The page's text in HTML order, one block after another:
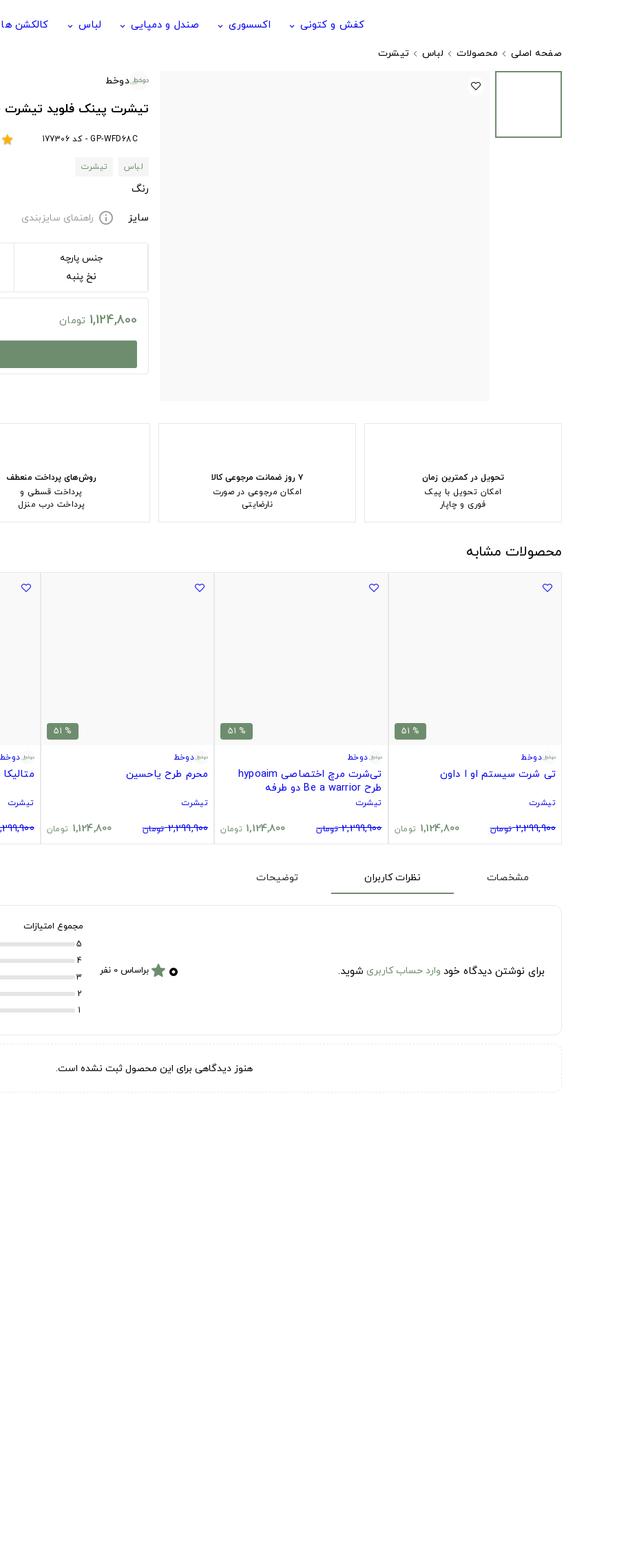
کفش و کتونی keyboard_arrow_down اکسسوری keyboard_arrow_down صندل و دمپایی keyboard_arrow_down لباس keyboard_arrow_down کالکشن ها
صفحه اصلی محصولات لباس
تیشرت
دوخط
تیشرت پینک فلوید تیشرت Dark Side of the Doodle
GP-WFD68C - کد 177306 star
لباس
تیشرت
رنگ
سایز
info راهنمای سایزبندی
جنس پارچه
نخ پنبه
1,124,800 تومان
تحویل در کمترین زمان
امکان تحویل با پیک
فوری و چاپار
۷ روز ضمانت مرجوعی کالا
امکان مرجوعی در صورت
نارضایتی
روش‌های پرداخت منعطف
پرداخت قسطی و
پرداخت درب منزل
محصولات مشابه
% 51
دوخط
تی شرت سیستم او ا داون
تیشرت
2,299,900 تومان 1,124,800 تومان
% 51
دوخط
تی‌شرت مرچ اختصاصی hypoaim
طرح Be a warrior دو طرفه
تیشرت
2,299,900 تومان 1,124,800 تومان
% 51
دوخط
محرم طرح یاحسین
تیشرت
2,299,900 تومان 1,124,800 تومان
دوخط
تیشرت
مشخصات نظرات کاربران توضیحات
برای نوشتن دیدگاه خود وارد حساب کاربری شوید. ۰ starبراساس 0 نفر
مجموع امتیازات
5
4
3
2
1
هنوز دیدگاهی برای این محصول ثبت نشده است.